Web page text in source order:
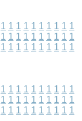
1 1 1 1 1 1 1 1 1 1
1 1 1 1 1 1 1 1 1 1
1 1 1 1 1 1 1 1 1 1
1 1 1 1 1 1 1 1 1 1
1 1 1 1 1 1 1 1 1 1
1 1 1 1 1 1 1 1 1 1